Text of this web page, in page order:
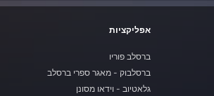
אפליקציות
ברסלב פוריו
ברסלבוק - מאגר ספרי ברסלב
גלאטיוב - וידאו מסונן